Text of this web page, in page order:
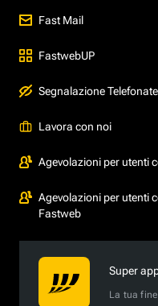
Fast Mail
FastwebUP
Segnalazione
Lavora con noi
Agevolazioni per utenti
Agevolazioni per utenti
Fastweb
Super
La tua